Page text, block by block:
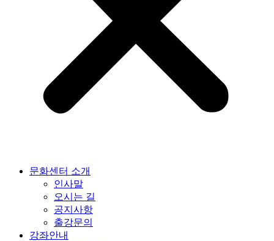
문화센터 소개
인사말
오시는 길
공지사항
출강문의
강좌안내